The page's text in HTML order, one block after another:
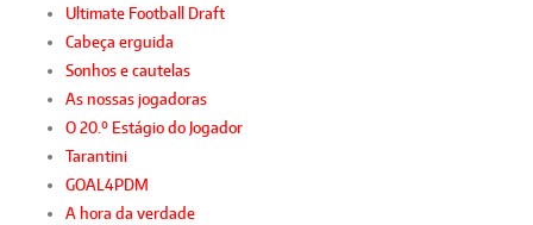
Ultimate Football Draft
Cabeça erguida
Sonhos e cautelas
As nossas jogadoras
O 20.º Estágio do Jogador
Tarantini
GOAL4PDM
A hora da verdade